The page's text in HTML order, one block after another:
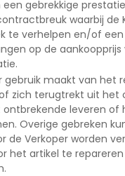
gebrekkige
waarbij de
te verhelpen en/of een
op de aankoopprijs
gebruik maakt van het
zich terugtrekt uit het
ontbrekende leveren of
Overige gebreken
de Verkoper worden
het artikel te